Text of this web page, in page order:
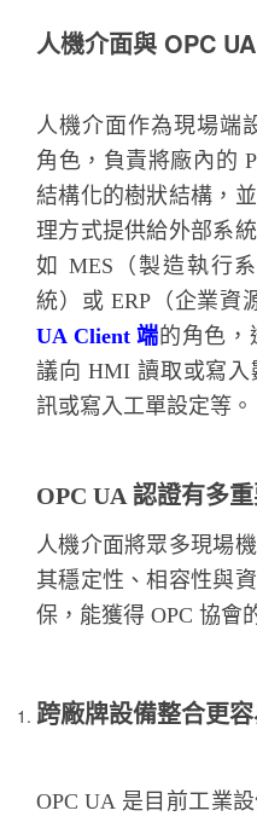
人機介面與 OPC
人機介面作為現場端
角色，負責將廠內的
結構化的樹狀結構，
理方式提供給外部系
如 MES（製造執行
統）或 ERP（企業資
UA Client 端的角色，
議向 HMI 讀取或寫
訊或寫入工單設定等。
OPC UA 認證有多
人機介面將眾多現場
其穩定性、相容性與
保，能獲得 OPC 協會
跨廠牌設備整合更
OPC UA 是目前工業